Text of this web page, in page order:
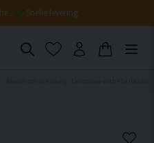
Snelle levering